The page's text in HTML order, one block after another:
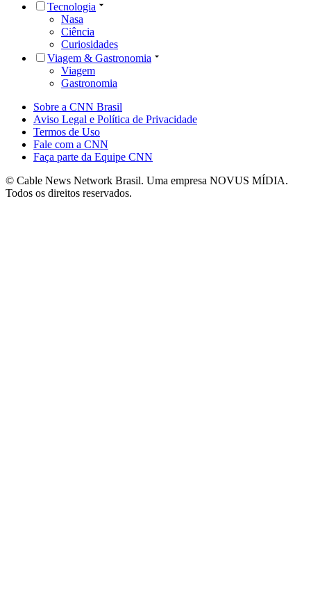
Tecnologia
Nasa
Ciência
Curiosidades
Viagem & Gastronomia
Viagem
Gastronomia
Sobre a CNN Brasil
Aviso Legal e Política de Privacidade
Termos de Uso
Fale com a CNN
Faça parte da Equipe CNN
© Cable News Network Brasil. Uma empresa NOVUS MÍDIA.
Todos os direitos reservados.